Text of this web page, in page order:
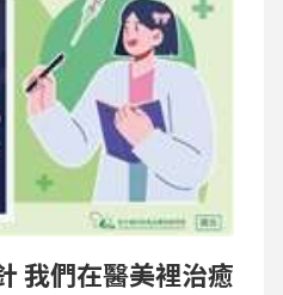
我們在醫美裡治癒